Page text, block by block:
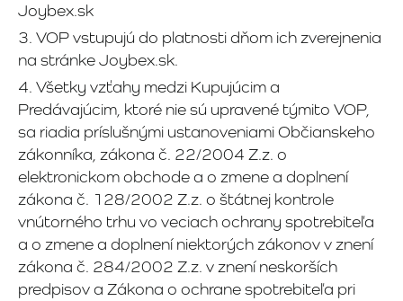
Joybex.sk
3. VOP vstupujú do platnosti dňom ich zverejnenia
na stránke Joybex.sk.
4. Všetky vzťahy medzi Kupujúcim a
Predávajúcim, ktoré nie sú upravené týmito VOP,
sa riadia príslušnými ustanoveniami Občianskeho
zákonníka, zákona č. 22/2004 Z.z. o
elektronickom obchode a o zmene a doplnení
zákona č. 128/2002 Z.z. o štátnej kontrole
vnútorného trhu vo veciach ochrany spotrebiteľa
a o zmene a doplnení niektorých zákonov v znení
zákona č. 284/2002 Z.z. v znení neskorších
predpisov a Zákona o ochrane spotrebiteľa pri